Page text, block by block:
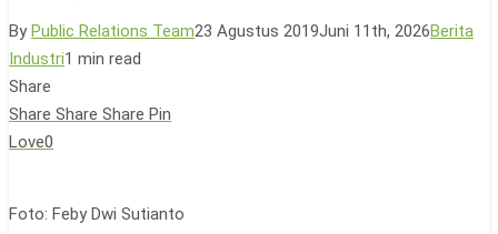
By Public Relations Team23 Agustus 2019Juni 11th, 2026Berita
Industri1 min read
Share
Share Share Share Pin
Love0
Foto: Feby Dwi Sutianto